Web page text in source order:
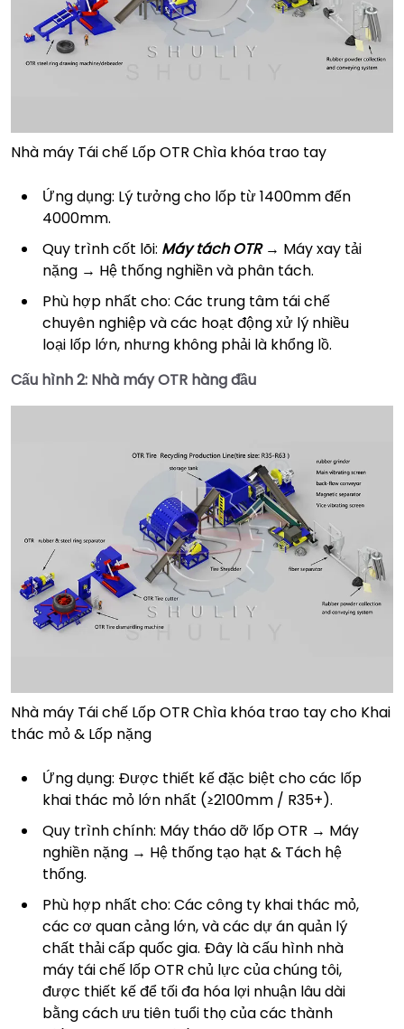
Nhà máy Tái chế Lốp OTR Chìa khóa trao tay
Ứng dụng: Lý tưởng cho lốp từ 1400mm đến
4000mm.
Quy trình cốt lõi: Máy tách OTR→ Máy xay tải
nặng → Hệ thống nghiền và phân tách.
Phù hợp nhất cho: Các trung tâm tái chế
chuyên nghiệp và các hoạt động xử lý nhiều
loại lốp lớn, nhưng không phải là khổng lồ.
Cấu hình 2: Nhà máy OTR hàng đầu
Nhà máy Tái chế Lốp OTR Chìa khóa trao tay cho Khai
thác mỏ & Lốp nặng
Ứng dụng: Được thiết kế đặc biệt cho các lốp
khai thác mỏ lớn nhất (≥2100mm / R35+).
Quy trình chính: Máy tháo dỡ lốp OTR → Máy
nghiền nặng → Hệ thống tạo hạt & Tách hệ
thống.
Phù hợp nhất cho: Các công ty khai thác mỏ,
các cơ quan cảng lớn, và các dự án quản lý
chất thải cấp quốc gia. Đây là cấu hình nhà
máy tái chế lốp OTR chủ lực của chúng tôi,
được thiết kế để tối đa hóa lợi nhuận lâu dài
bằng cách ưu tiên tuổi thọ của các thành